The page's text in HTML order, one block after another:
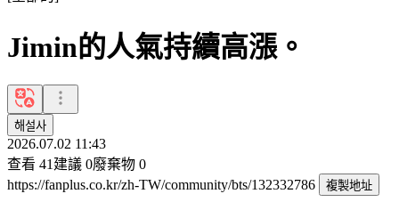
Jimin的人氣持續高漲。
해설사
2026.07.02 11:43
查看 41 建議 0廢棄物 0
https://fanplus.co.kr/zh-TW/community/bts/132332786
複製地址